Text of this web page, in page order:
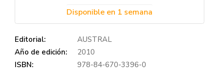
Disponible en 1 semana
Editorial:
AUSTRAL
Año de edición:
2010
ISBN:
978-84-670-3396-0